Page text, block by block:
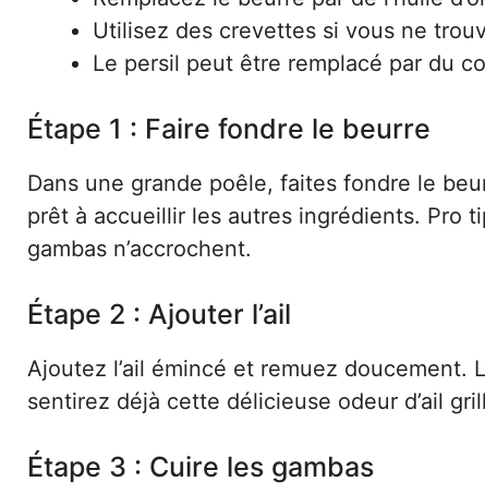
Utilisez des crevettes si vous ne
Le persil peut être remplacé par du
Étape 1 : Faire fondre le beurre
Dans une grande poêle, faites fondre le
prêt à accueillir les autres ingrédients. Pro
gambas n’accrochent.
Étape 2 : Ajouter l’ail
Ajoutez l’ail émincé et remuez
sentirez déjà cette délicieuse odeur d’ail
Étape 3 : Cuire les gambas